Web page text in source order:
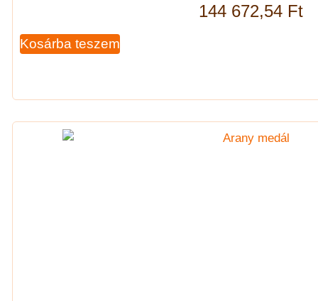
144 672,54 Ft
Kosárba teszem